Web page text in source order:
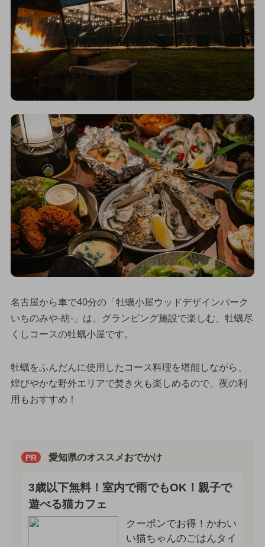
名古屋から車で40分の「牡蠣小屋ウッドデザインパーク
いちのみや-紡-」は、グランピング施設で楽しむ、牡蠣尽
くしコースの牡蠣小屋です。
牡蠣をふんだんに使用したコース料理を堪能しながら、
煌びやかな野外エリアで焚き火も楽しめるので、夜の利
用もおすすめ！
PR 愛知県のオススメおでかけ
3歳以下無料！室内で雨でもOK！親子で
遊べる猫カフェ
クーポンでお得！かわい
い猫ちゃんのごはんタイ